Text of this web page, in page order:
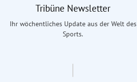
Tribüne Newsletter
Ihr wöchentliches Update aus der Welt des
Sports.